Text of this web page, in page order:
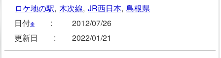
ロケ地の駅, 木次線, JR西日本, 島根県
日付※ :
2012/07/26
更新日 :
2022/01/21